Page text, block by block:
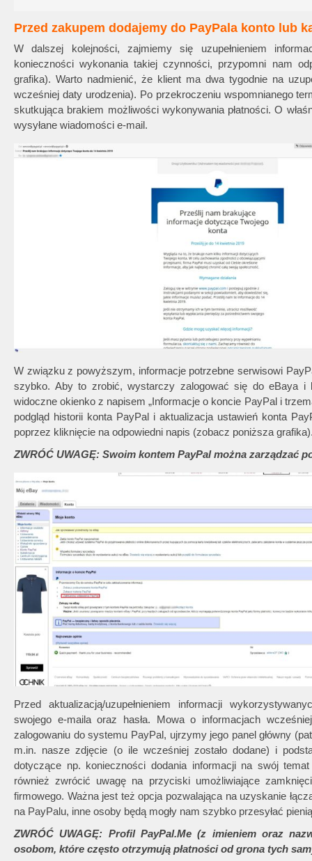
Przed zakupem dodajemy do PayPala konto lub
W dalszej kolejności, zajmiemy się uzupełnieniem
konieczności wykonania takiej czynności, przypomni nam
grafika). Warto nadmienić, że klient ma dwa tygodnie na
wcześniej daty urodzenia). Po przekroczeniu wspomnianego
skutkująca brakiem możliwości wykonywania płatności. O
wysyłane wiadomości e-mail.
W związku z powyższym, informacje potrzebne serwisowi
szybko. Aby to zrobić, wystarczy zalogować się do eBaya i
widoczne okienko z napisem „Informacje o koncie PayPal i
podgląd historii konta PayPal i aktualizacja ustawień konta
poprzez kliknięcie na odpowiedni napis (zobacz poniższa
ZWRÓĆ UWAGĘ: Swoim kontem PayPal można zarządzać
Przed aktualizacją/uzupełnieniem informacji
swojego e-maila oraz hasła. Mowa o informacjach
zalogowaniu do systemu PayPal, ujrzymy jego panel główny
m.in. nasze zdjęcie (o ile wcześniej zostało dodane) i
dotyczące np. konieczności dodania informacji na swój
również zwrócić uwagę na przyciski umożliwiające
firmowego. Ważna jest też opcja pozwalająca na uzyskanie
na PayPalu, inne osoby będą mogły nam szybko przesyłać
ZWRÓĆ UWAGĘ: Profil PayPal.Me (z imieniem oraz
osobom, które często otrzymują płatności od grona tych